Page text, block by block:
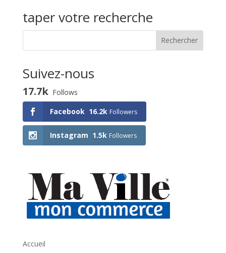
taper votre recherche
Suivez-nous
17.7k Follows
Facebook 16.2k Followers
Instagram 1.5k Followers
Accueil